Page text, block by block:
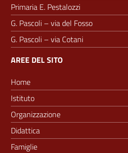
Primaria E. Pestalozzi
G. Pascoli – via del Fosso
G. Pascoli – via Cotani
AREE DEL SITO
Home
Istituto
Organizzazione
Didattica
Famiglie